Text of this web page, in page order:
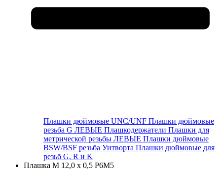
Плашки дюймовые UNC/UNF Плашки дюймовые
резьба G ЛЕВЫЕ Плашкодержатели Плашки для
метрической резьбы ЛЕВЫЕ Плашки дюймовые
BSW/BSF резьба Уитворта Плашки дюймовые для
резьб G, R и K
Плашка М 12,0 х 0,5 Р6М5